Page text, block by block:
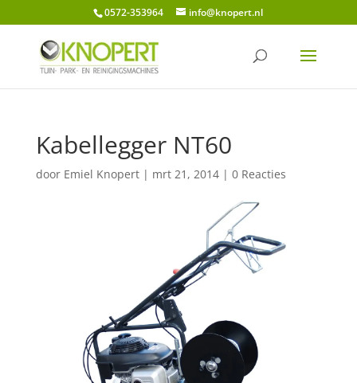
0572-353964 info@knopert.nl
Kabellegger NT60
door Emiel Knopert| mrt 21, 2014| 0 Reacties